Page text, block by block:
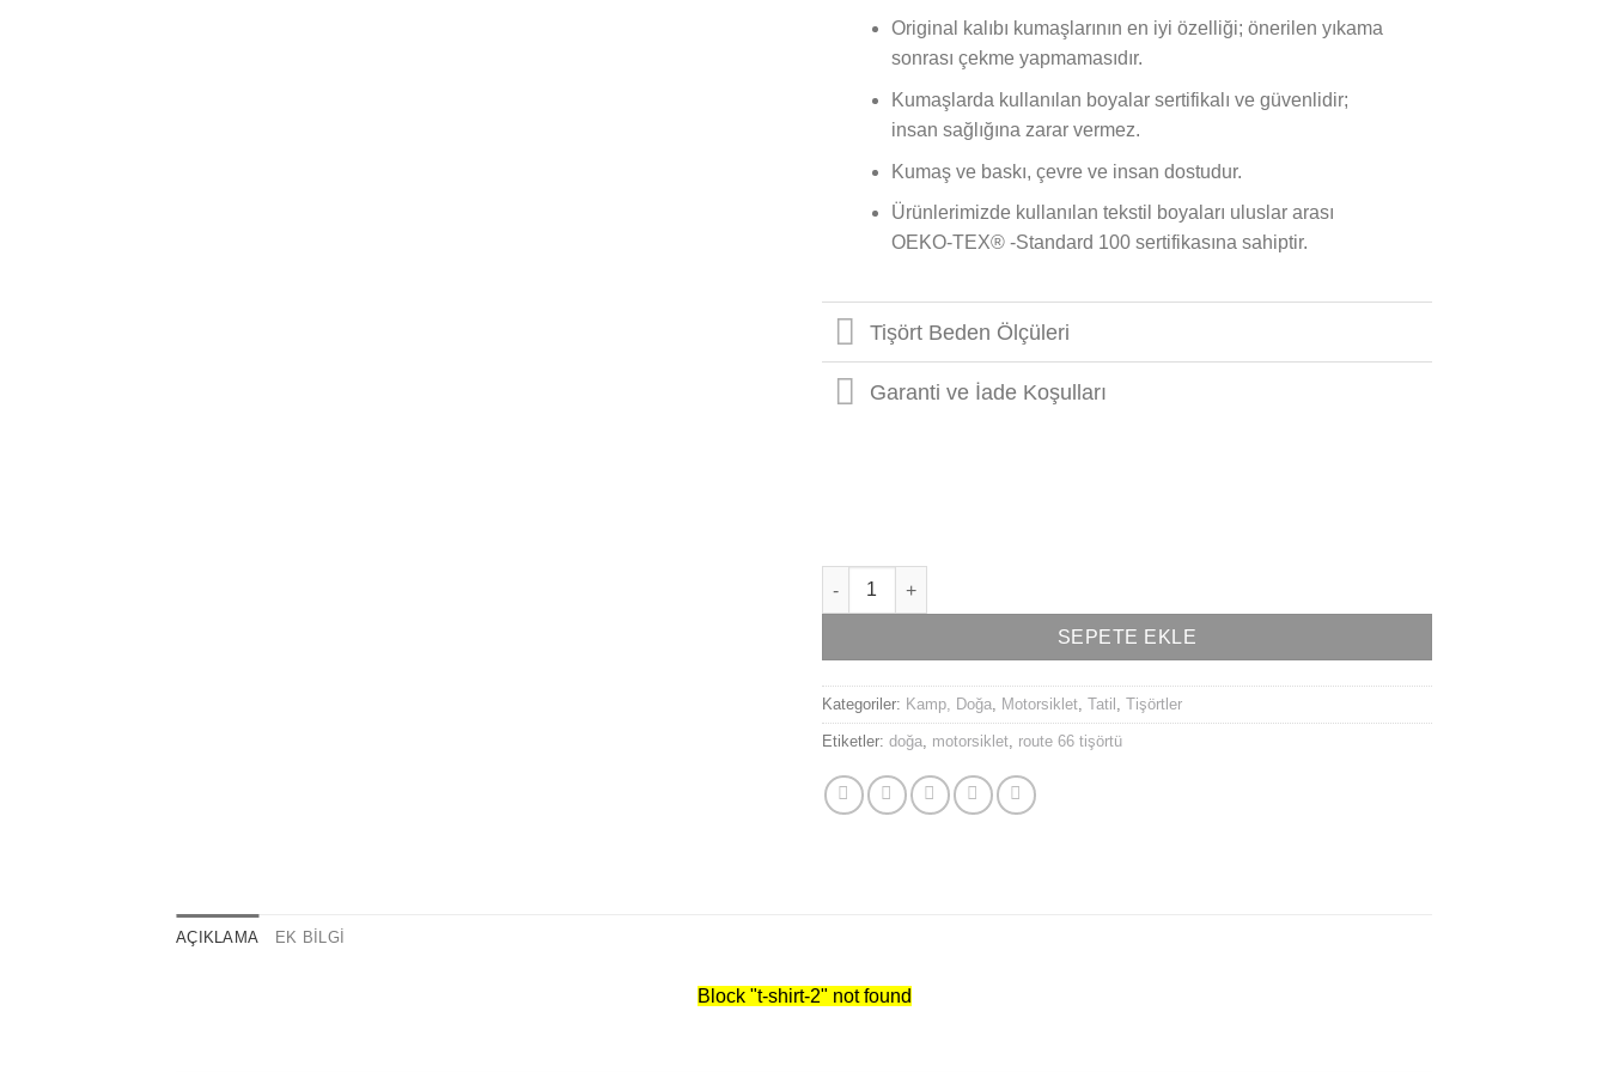
Original kalıbı kumaşlarının en iyi özelliği; önerilen yıkama
sonrası çekme yapmamasıdır.
Kumaşlarda kullanılan boyalar sertifikalı ve güvenlidir;
insan sağlığına zarar vermez.
Kumaş ve baskı, çevre ve insan dostudur.
Ürünlerimizde kullanılan tekstil boyaları uluslar arası
OEKO-TEX® -Standard 100 sertifikasına sahiptir.
Tişört Beden Ölçüleri
Garanti ve İade Koşulları
Route 66 Tişörtü adet
SEPETE EKLE
Kategoriler: Kamp, Doğa Motorsiklet Tatil Tişörtler
Etiketler: doğa motorsiklet route 66 tişörtü
AÇIKLAMA EK BILGI
Block "t-shirt-2" not found